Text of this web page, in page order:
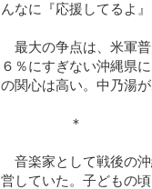
んなに『応援してるよ
最大の争点は、米軍
６％にすぎない沖縄県
の関心は高い。中乃湯
＊
音楽家として戦後の
営していた。子どもの